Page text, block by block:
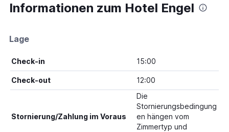
Informationen zum Hotel Engel
Lage
Check-in 15:00
Check-out 12:00
Stornierung/Zahlung im Voraus
Die
Stornierungsbedingung
en hängen vom
Zimmertyp und